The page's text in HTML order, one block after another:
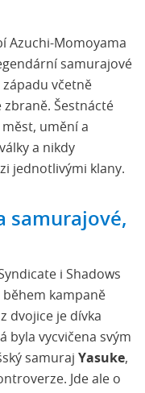
historických
dovedností
Azuchi-Momoyama
samurajové
včetně
Šestnácté
umění a
a nikdy
jednotlivými klany.
samurajové,
i Shadows
během kampaně
dvojice je dívka
byla vycvičena svým
samuraj Yasuke,
Jde ale o